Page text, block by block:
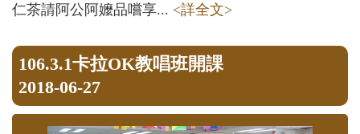
仁茶請阿公阿嬤品嚐享... <詳全文>
106.3.1卡拉OK教唱班開課
2018-06-27